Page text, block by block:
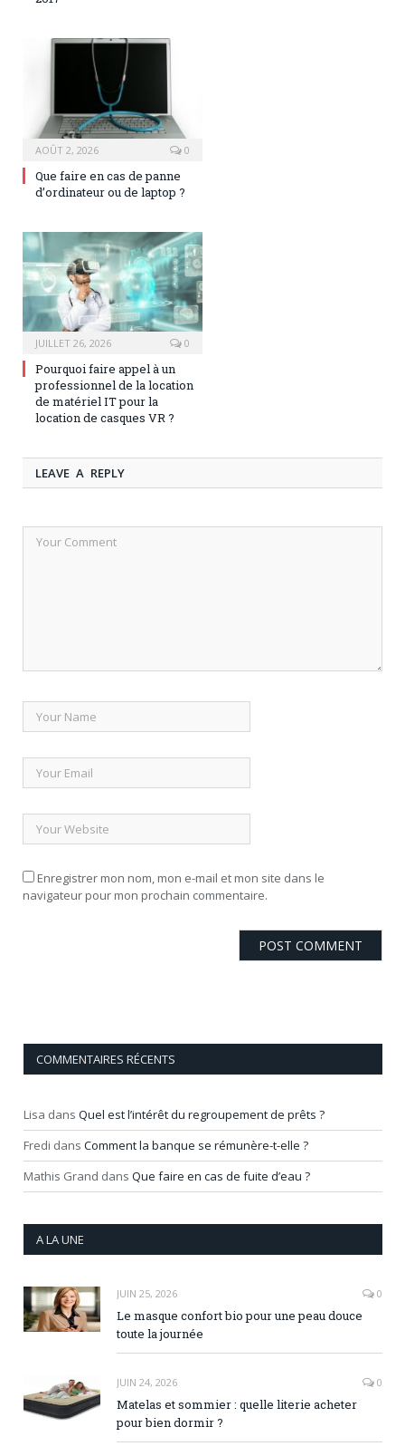
AOÛT 2, 2026 0
Que faire en cas de panne
d’ordinateur ou de laptop ?
JUILLET 26, 2026 0
Pourquoi faire appel à un
professionnel de la location
de matériel IT pour la
location de casques VR ?
LEAVE A REPLY
Enregistrer mon nom, mon e-mail et mon site dans le
navigateur pour mon prochain commentaire.
COMMENTAIRES RÉCENTS
Lisa dans Quel est l’intérêt du regroupement de prêts ?
Fredi dans Comment la banque se rémunère-t-elle ?
Mathis Grand dans Que faire en cas de fuite d’eau ?
A LA UNE
JUIN 25, 2026 0
Le masque confort bio pour une peau douce
toute la journée
JUIN 24, 2026 0
Matelas et sommier : quelle literie acheter
pour bien dormir ?